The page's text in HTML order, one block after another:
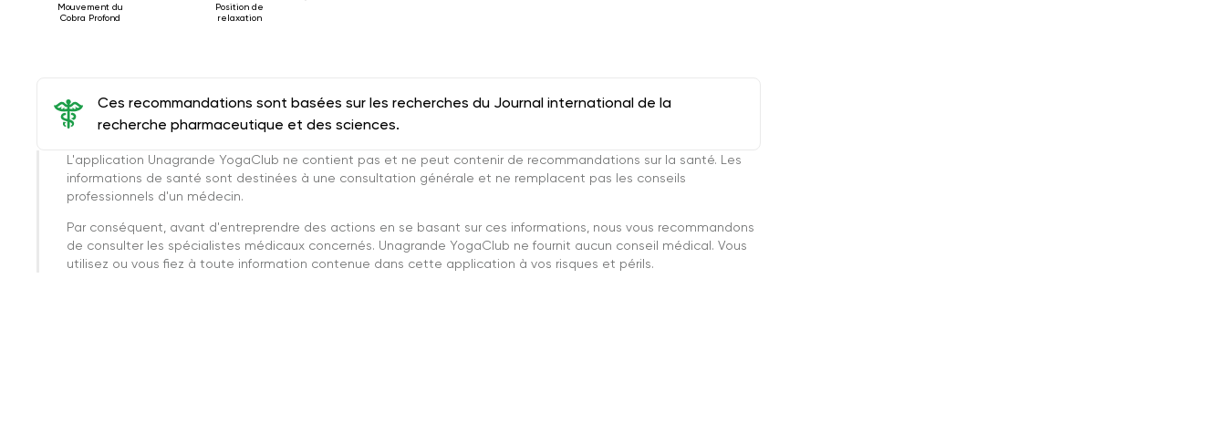
Mouvement du
Cobra Profond
Position de
relaxation
Ces recommandations sont basées sur les recherches du Journal international de la
recherche pharmaceutique et des sciences.
L'application Unagrande YogaClub ne contient pas et ne peut contenir de recommandations sur la santé. Les
informations de santé sont destinées à une consultation générale et ne remplacent pas les conseils
professionnels d'un médecin.
Par conséquent, avant d'entreprendre des actions en se basant sur ces informations, nous vous recommandons
de consulter les spécialistes médicaux concernés. Unagrande YogaClub ne fournit aucun conseil médical. Vous
utilisez ou vous fiez à toute information contenue dans cette application à vos risques et périls.